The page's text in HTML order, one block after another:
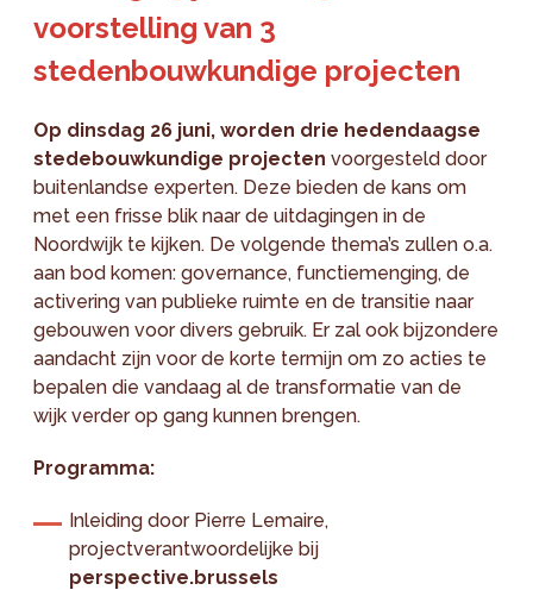
voorstelling van 3
stedenbouwkundige projecten
Op dinsdag 26 juni, worden drie hedendaagse
stedebouwkundige projecten voorgesteld door
buitenlandse experten. Deze bieden de kans om
met een frisse blik naar de uitdagingen in de
Noordwijk te kijken. De volgende thema’s zullen o.a.
aan bod komen: governance, functiemenging, de
activering van publieke ruimte en de transitie naar
gebouwen voor divers gebruik. Er zal ook bijzondere
aandacht zijn voor de korte termijn om zo acties te
bepalen die vandaag al de transformatie van de
wijk verder op gang kunnen brengen.
Programma:
Inleiding door Pierre Lemaire,
projectverantwoordelijke bij
perspective.brussels